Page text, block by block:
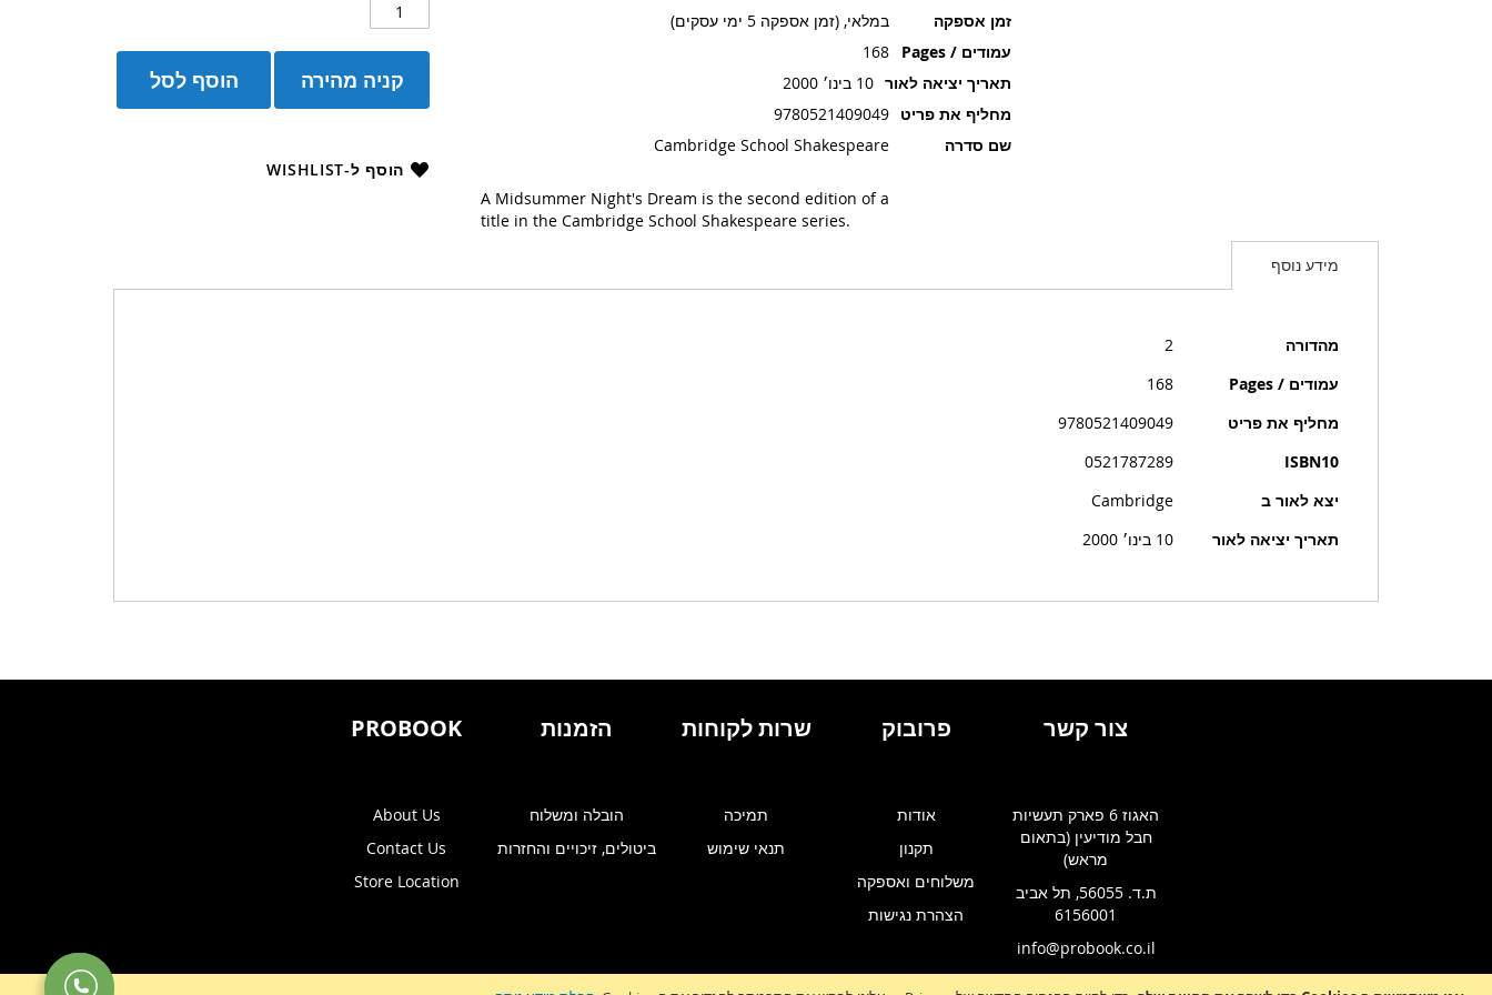
הוסף לסל קניה מהירה
הוסף ל-WISHLIST
זמן אספקה
במלאי, (זמן אספקה 5 ימי עסקים)
עמודים / Pages
168
תאריך יציאה לאור 10 בינו׳ 2000
מחליף את פריט 9780521409049
שם סדרה
Cambridge School Shakespeare
A Midsummer Night's Dream is the second edition of a
title in the Cambridge School Shakespeare series.
מידע נוסף
מידע
מהדורה
2
עמודים / Pages
168
מחליף את פריט
9780521409049
ISBN10
0521787289
יצא לאור ב
Cambridge
תאריך יציאה לאור
10 בינו׳ 2000
צור קשר
האגוז 6 פארק תעשיות
חבל מודיעין (בתאום
מראש)
ת.ד. 56055, תל אביב
6156001
info@probook.co.il
פרובוק
אודות
תקנון
משלוחים ואספקה
הצהרת נגישות
שרות לקוחות
תמיכה
תנאי שימוש
הזמנות
הובלה ומשלוח
ביטולים, זיכויים והחזרות
PROBOOK
About Us
Contact Us
Store Location